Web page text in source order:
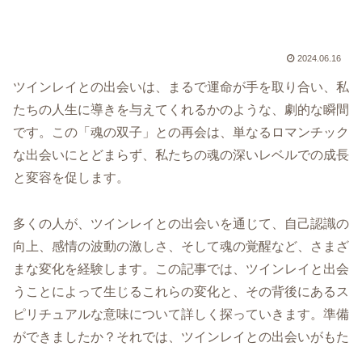
2024.06.16
ツインレイとの出会いは、まるで運命が手を取り合い、私
たちの人生に導きを与えてくれるかのような、劇的な瞬間
です。この「魂の双子」との再会は、単なるロマンチック
な出会いにとどまらず、私たちの魂の深いレベルでの成長
と変容を促します。
多くの人が、ツインレイとの出会いを通じて、自己認識の
向上、感情の波動の激しさ、そして魂の覚醒など、さまざ
まな変化を経験します。この記事では、ツインレイと出会
うことによって生じるこれらの変化と、その背後にあるス
ピリチュアルな意味について詳しく探っていきます。準備
ができましたか？それでは、ツインレイとの出会いがもた